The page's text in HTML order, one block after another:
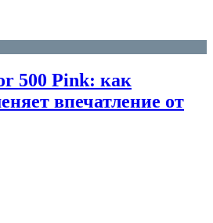
500 Pink: как
впечатление от